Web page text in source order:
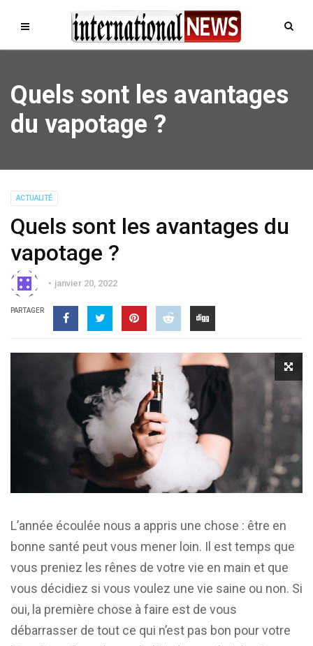
Quels sont les avantages
du vapotage ?
ACTUALITÉ
Quels sont les avantages du
vapotage ?
janvier 20, 2022
PARTAGER
L’année écoulée nous a appris une chose : être en
bonne santé peut vous mener loin. Il est temps que
vous preniez les rênes de votre vie en main et que
vous décidiez si vous voulez une vie saine ou non. Si
oui, la première chose à faire est de vous
débarrasser de tout ce qui n’est pas bon pour votre